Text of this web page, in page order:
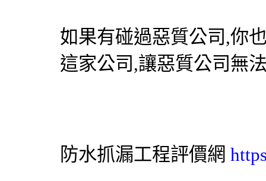
如果有碰過惡質公司,你
這家公司,讓惡質公司無
防水抓漏工程評價網